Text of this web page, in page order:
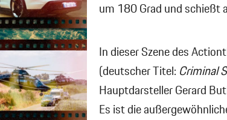
um 180 Grad und schießt
In dieser Szene des
(deutscher Titel: Criminal
Hauptdarsteller Gerard
Es ist die